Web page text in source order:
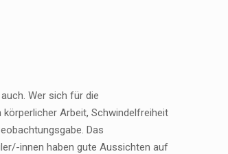
Wer sich für die
Arbeit, Schwindelfreiheit
Das
innen haben gute Aussichten auf